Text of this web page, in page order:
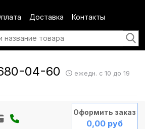
Доставка Контакты
04-60 ежедн. с 10 до 19
Оформить заказ
0,00 руб